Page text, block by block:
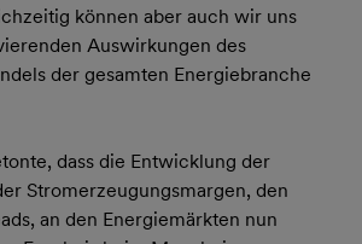
können aber auch wir uns
Auswirkungen des
der gesamten Energiebranche
dass die Entwicklung der
Stromerzeugungsmargen, den
an den Energiemärkten nun